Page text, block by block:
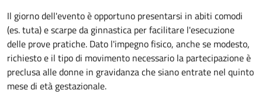
Il giorno dell'evento è opportuno presentarsi in abiti comodi
(es. tuta) e scarpe da ginnastica per facilitare l'esecuzione
delle prove pratiche. Dato l'impegno fisico, anche se modesto,
richiesto e il tipo di movimento necessario la partecipazione è
preclusa alle donne in gravidanza che siano entrate nel quinto
mese di età gestazionale.